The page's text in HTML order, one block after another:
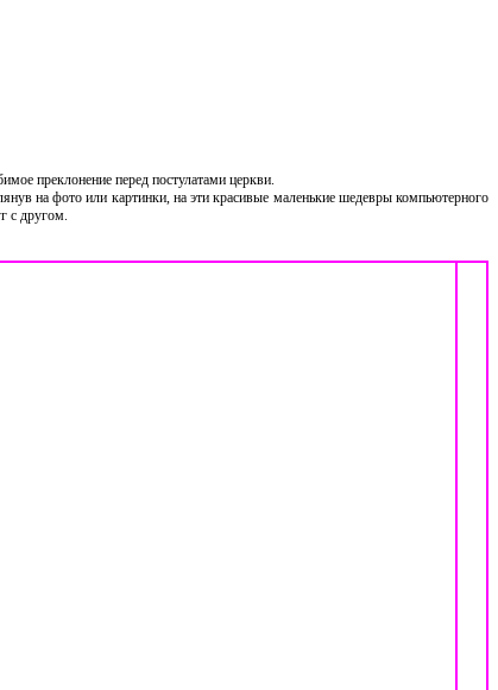
преклонение перед постулатами церкви.
на фото или картинки, на эти красивые маленькие шедевры компьютерного
с другом.